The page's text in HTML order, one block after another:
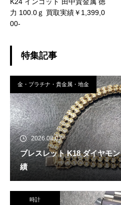
力 100.0ｇ 買取実績￥1,399,0
00-
特集記事
金・プラチナ・貴金属・地金
2026.08.07
ブレスレット K18 ダイヤモ
績
時計